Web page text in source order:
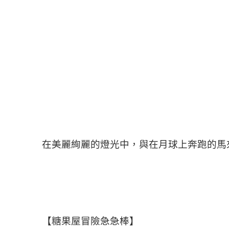
在美麗絢麗的燈光中，與在月球上奔跑的馬
【糖果屋冒險急急棒】